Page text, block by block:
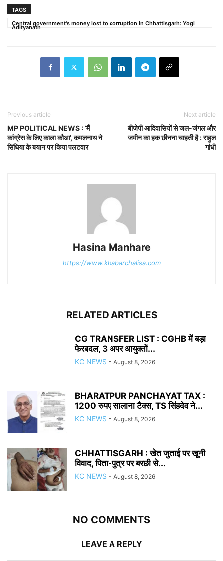
TAGS
Central government's money lost to corruption in Chhattisgarh: Yogi
Adityanath
Previous article
MP POLITICAL NEWS : ‘मैं
कांग्रेस के लिए काला कौआ’, कमलनाथ ने
सिंधिया के बयान पर किया पलटवार
Next article
बीजेपी आदिवासियों से जल-जंगल और
जमीन का हक छीनना चाहती है : राहुल
गांधी
Hasina Manhare
https://www.khabarchalisa.com
RELATED ARTICLES
CG TRANSFER LIST : CGHB में बड़ा
फेरबदल, 3 अपर आयुक्तों...
KC NEWS - August 8, 2026
BHARATPUR PANCHAYAT TAX :
1200 रुपए सालाना टैक्स, TS सिंहदेव ने...
KC NEWS - August 8, 2026
CHHATTISGARH : खेत जुताई पर खूनी
विवाद, पिता-पुत्र पर बरछी से...
KC NEWS - August 8, 2026
NO COMMENTS
LEAVE A REPLY